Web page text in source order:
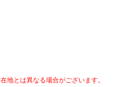
地とは異なる場合がございます。